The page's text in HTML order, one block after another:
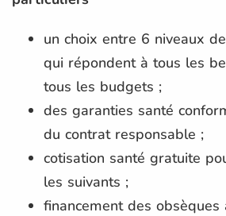
un choix entre 6 niveaux
qui répondent à tous les
tous les budgets ;
des garanties santé
du contrat responsable ;
cotisation santé gratuite
les suivants ;
financement des obsèques